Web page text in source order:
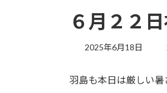
６月２２
2025年6月18日
羽島も本日は厳しい暑